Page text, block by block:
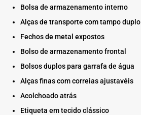
Bolsa de armazenamento interno
Alças de transporte com tampo duplo
Fechos de metal expostos
Bolso de armazenamento frontal
Bolsos duplos para garrafa de água
Alças finas com correias ajustavéis
Acolchoado atrás
Etiqueta em tecido clássico